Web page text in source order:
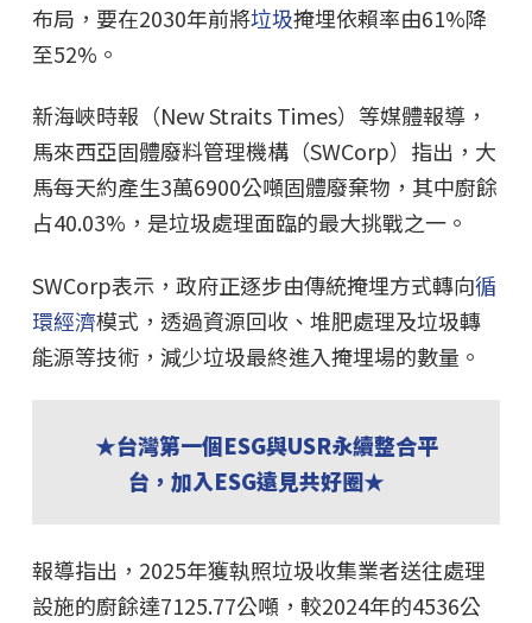
布局，要在2030年前將垃圾掩埋依賴率由61%降
至52%。
新海峽時報（New Straits Times）等媒體報導，
馬來西亞固體廢料管理機構（SWCorp）指出，大
馬每天約產生3萬6900公噸固體廢棄物，其中廚餘
占40.03%，是垃圾處理面臨的最大挑戰之一。
SWCorp表示，政府正逐步由傳統掩埋方式轉向循
環經濟模式，透過資源回收、堆肥處理及垃圾轉
能源等技術，減少垃圾最終進入掩埋場的數量。
★台灣第一個ESG與USR永續整合平
台，加入ESG遠見共好圈★
報導指出，2025年獲執照垃圾收集業者送往處理
設施的廚餘達7125.77公噸，較2024年的4536公